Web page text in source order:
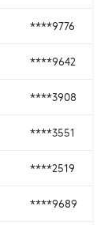
****9776
****9642
****3908
****3551
****2519
****9689